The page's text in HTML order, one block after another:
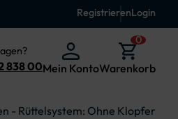
RegistrierenLogin
838 00Mein Konto
0
Warenkorb
- Rüttelsystem: Ohne Klopfer